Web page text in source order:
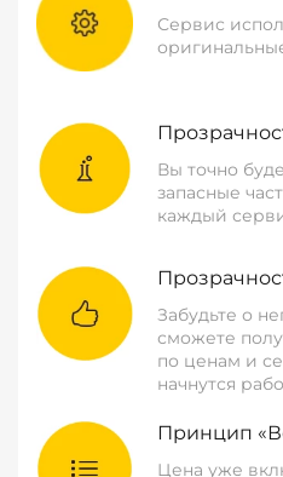
Сервис
Вы точно
запасные
каждый
Забудьте о
сможете
по ценам и
начнутся
Принцип
Цена уже